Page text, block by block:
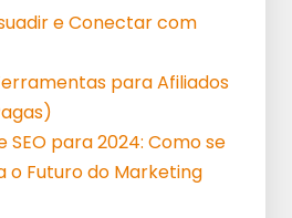
e Conectar com
para Afiliados
SEO para 2024: Como se
o Futuro do Marketing